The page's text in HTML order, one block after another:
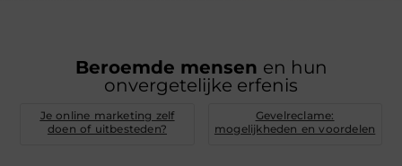
Beroemde mensen en hun
onvergetelijke erfenis
Je online marketing zelf
doen of uitbesteden?
Gevelreclame:
mogelijkheden en voordelen